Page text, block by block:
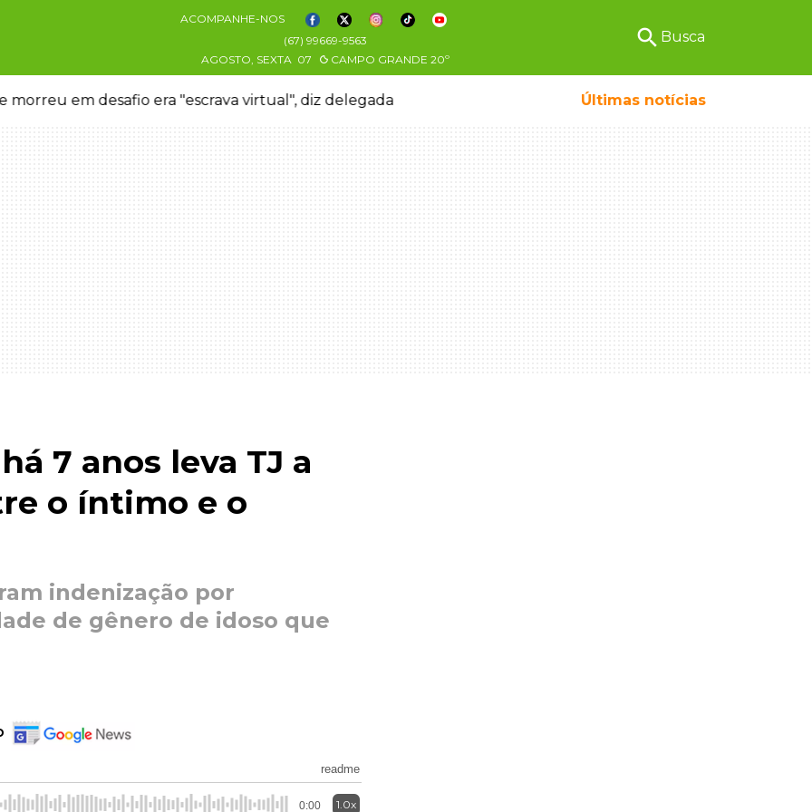
ACOMPANHE-NOS
(67) 99669-9563
AGOSTO, SEXTA 07 CAMPO GRANDE 20º
search Busca
morreu em desafio era "escrava virtual", diz delegada Últimas notícias
7 anos leva TJ a
o íntimo e o
indenização por
de gênero de idoso que
readme
0:00 1.0x